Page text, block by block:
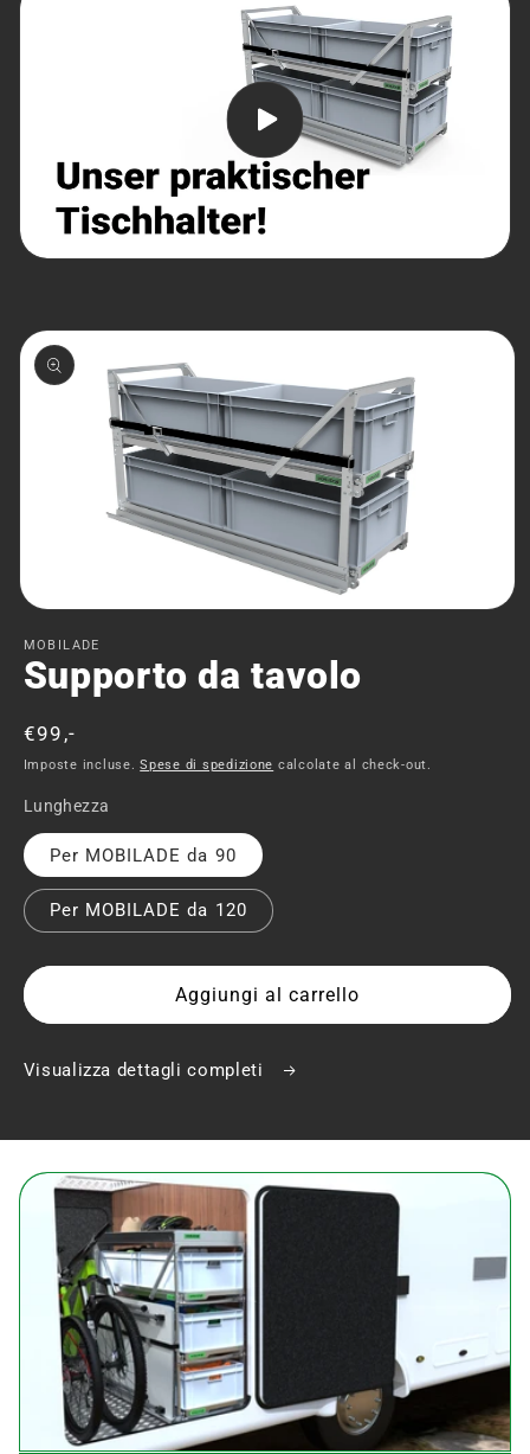
Passa alle
informazioni
sul prodotto
multimediali
1
in
modale
MOBILADE
Supporto da tavolo
Prezzo
di
€99,-
Imposte incluse.Spese di spedizione calcolate al check-out.
Lunghezza
Per MOBILADE da 90
Per MOBILADE da 120
Aggiungi al carrello
Visualizza dettagli completi